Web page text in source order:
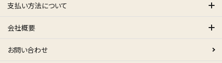
支払い方法について
会社概要
お問い合わせ